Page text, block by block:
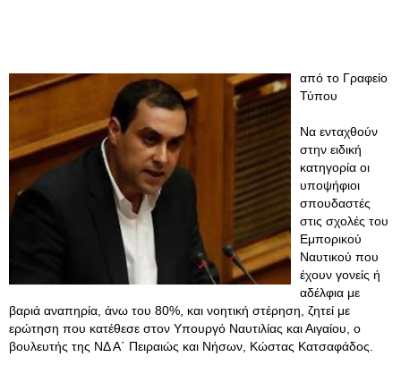
από το Γραφείο
Τύπου
Να ενταχθούν
στην ειδική
κατηγορία οι
υποψήφιοι
σπουδαστές
στις σχολές του
Εμπορικού
Ναυτικού που
έχουν γονείς ή
αδέλφια με
βαριά αναπηρία, άνω του 80%, και νοητική στέρηση, ζητεί με
ερώτηση που κατέθεσε στον Υπουργό Ναυτιλίας και Αιγαίου, ο
βουλευτής της ΝΔ Α΄ Πειραιώς και Νήσων, Κώστας Κατσαφάδος.